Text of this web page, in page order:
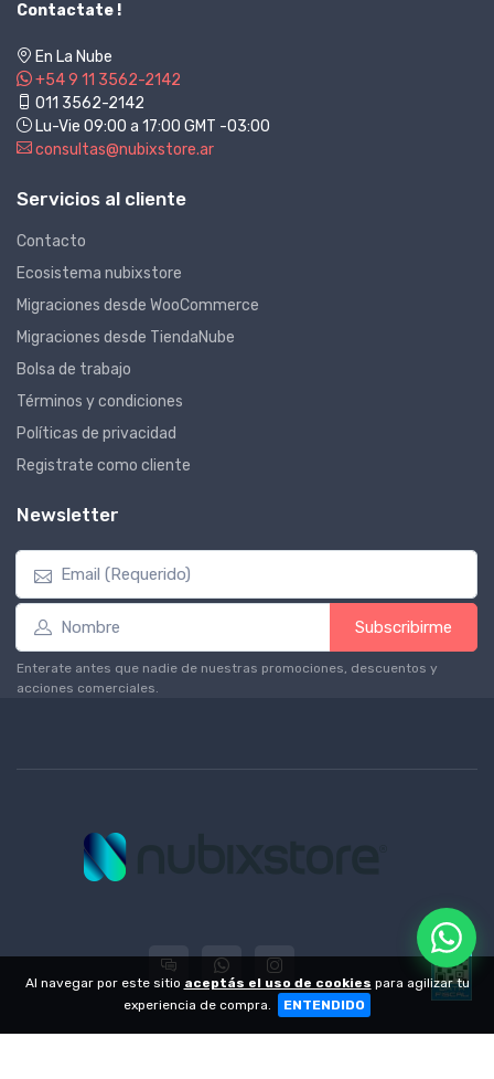
Contactate !
En La Nube
+54 9 11 3562-2142
011 3562-2142
Lu-Vie 09:00 a 17:00 GMT -03:00
consultas@nubixstore.ar
Servicios al cliente
Contacto
Ecosistema nubixstore
Migraciones desde WooCommerce
Migraciones desde TiendaNube
Bolsa de trabajo
Términos y condiciones
Políticas de privacidad
Registrate como cliente
Newsletter
Subscribirme
Enterate antes que nadie de nuestras promociones, descuentos y
acciones comerciales.
Al navegar por este sitio aceptás el uso de cookies para agilizar tu
experiencia de compra.
ENTENDIDO